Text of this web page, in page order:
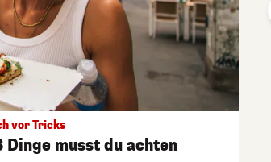
vor Tricks
musst du achten